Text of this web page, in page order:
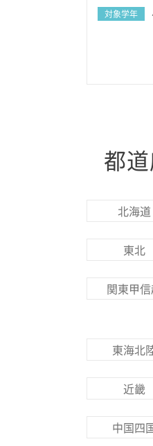
対象学年
都
北海道
東北
関東甲信
東海北
近畿
中国四